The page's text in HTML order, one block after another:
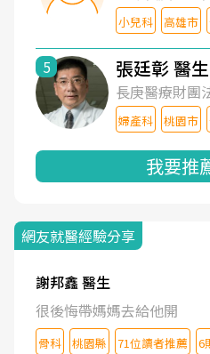
小兒科 高雄市
5 張廷彰 醫生
長庚醫療財團
婦產科 桃園市
我要推
網友就醫經驗分享
謝邦鑫 醫生
很後悔帶媽媽去給他開
骨科 桃園縣 71位讀者推薦 6